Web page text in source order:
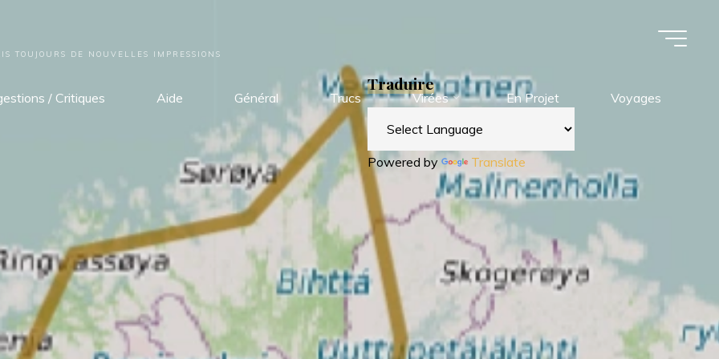
TOUJOURS DE NOUVELLES IMPRESSIONS
/ Critiques Aide Général Trucs Virées En Projet Voyages
Traduire
Powered by Translate